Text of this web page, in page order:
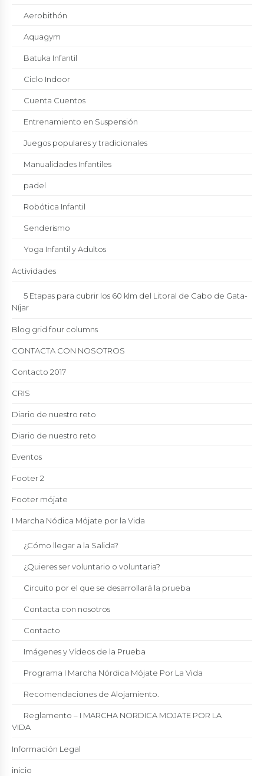
Aerobithón
Aquagym
Batuka Infantil
Ciclo Indoor
Cuenta Cuentos
Entrenamiento en Suspensión
Juegos populares y tradicionales
Manualidades Infantiles
padel
Robótica Infantil
Senderismo
Yoga Infantil y Adultos
Actividades
5 Etapas para cubrir los 60 klm del Litoral de Cabo de Gata-
Níjar
Blog grid four columns
CONTACTA CON NOSOTROS
Contacto 2017
CRIS
Diario de nuestro reto
Diario de nuestro reto
Eventos
Footer 2
Footer mójate
I Marcha Nódica Mójate por la Vida
¿Cómo llegar a la Salida?
¿Quieres ser voluntario o voluntaria?
Circuito por el que se desarrollará la prueba
Contacta con nosotros
Contacto
Imágenes y Vídeos de la Prueba
Programa I Marcha Nórdica Mójate Por La Vida
Recomendaciones de Alojamiento.
Reglamento – I MARCHA NORDICA MOJATE POR LA
VIDA
Información Legal
inicio